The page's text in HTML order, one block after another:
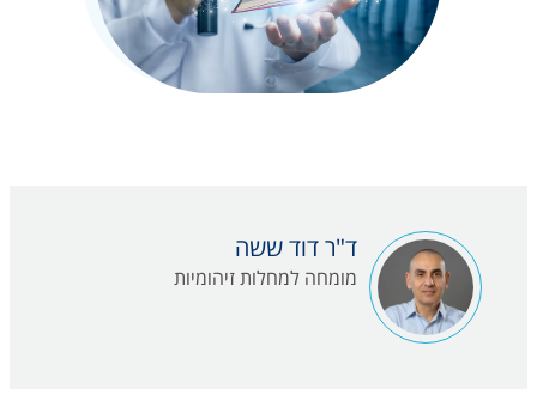
ד"ר דוד ששה
מומחה למחלות זיהומיות